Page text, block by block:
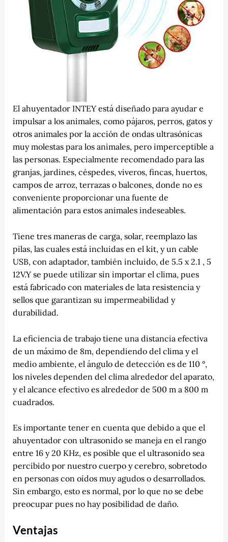
El ahuyentador INTEY está diseñado para ayudar e
impulsar a los animales, como pájaros, perros, gatos y
otros animales por la acción de ondas ultrasónicas
muy molestas para los animales, pero imperceptible a
las personas. Especialmente recomendado para las
granjas, jardines, céspedes, viveros, fincas, huertos,
campos de arroz, terrazas o balcones, donde no es
conveniente proporcionar una fuente de
alimentación para estos animales indeseables.
Tiene tres maneras de carga, solar, reemplazo las
pilas, las cuales está incluidas en el kit, y un cable
USB, con adaptador, también incluido, de 5.5 x 2.1 , 5
12V.Y se puede utilizar sin importar el clima, pues
está fabricado con materiales de lata resistencia y
sellos que garantizan su impermeabilidad y
durabilidad.
La eficiencia de trabajo tiene una distancia efectiva
de un máximo de 8m, dependiendo del clima y el
medio ambiente, el ángulo de detección es de 110 °,
los niveles dependen del clima alrededor del aparato,
y el alcance efectivo es alrededor de 500 m a 800 m
cuadrados.
Es importante tener en cuenta que debido a que el
ahuyentador con ultrasonido se maneja en el rango
entre 16 y 20 KHz, es posible que el ultrasonido sea
percibido por nuestro cuerpo y cerebro, sobretodo
en personas con oídos muy agudos o desarrollados.
Sin embargo, esto es normal, por lo que no se debe
preocupar pues no hay posibilidad de daño.
Ventajas